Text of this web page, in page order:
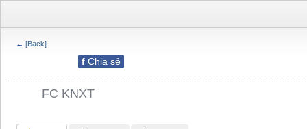
← [Back]
f Chia sẻ
FC KNXT